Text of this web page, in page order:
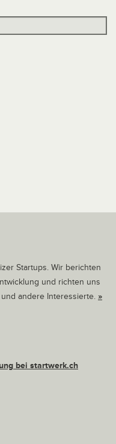
Startups. Wir berichten
und richten uns
andere Interessierte. »
bei startwerk.ch